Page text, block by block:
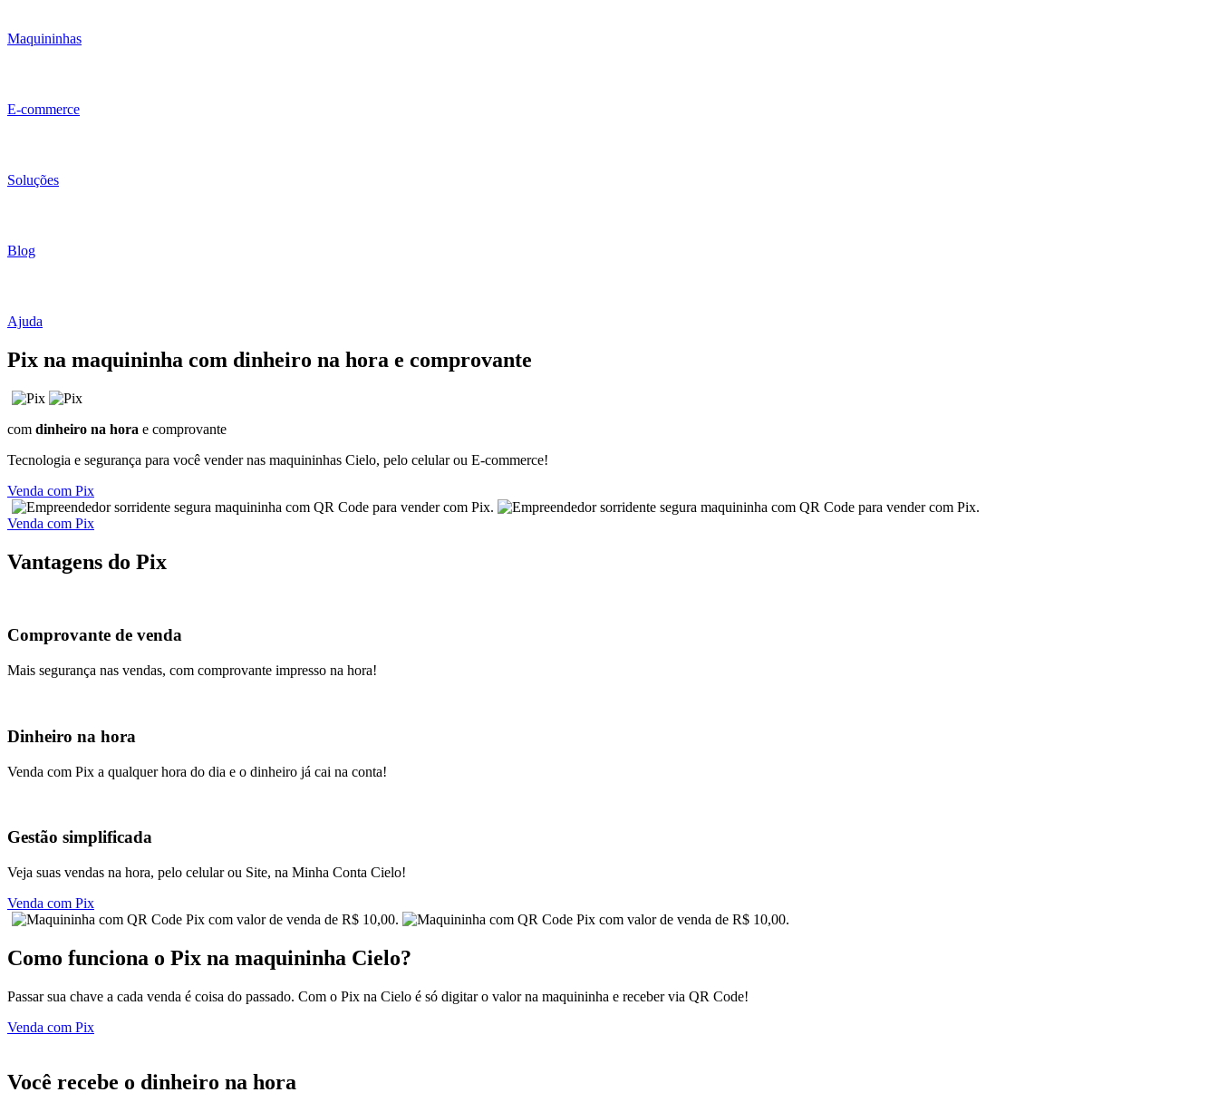
Maquininhas
E-commerce
Soluções
Blog
Ajuda
Pix na maquininha com dinheiro na hora e comprovante
com dinheiro na hora e comprovante
Tecnologia e segurança para você vender nas maquininhas Cielo, pelo celular ou E-commerce!
Venda com Pix
Venda com Pix
Vantagens do Pix
Comprovante de venda
Mais segurança nas vendas, com comprovante impresso na hora!
Dinheiro na hora
Venda com Pix a qualquer hora do dia e o dinheiro já cai na conta!
Gestão simplificada
Veja suas vendas na hora, pelo celular ou Site, na Minha Conta Cielo!
Venda com Pix
Como funciona o Pix na maquininha Cielo?
Passar sua chave a cada venda é coisa do passado. Com o Pix na Cielo é só digitar o valor na maquininha e receber via QR Code!
Venda com Pix
Você recebe o dinheiro na hora